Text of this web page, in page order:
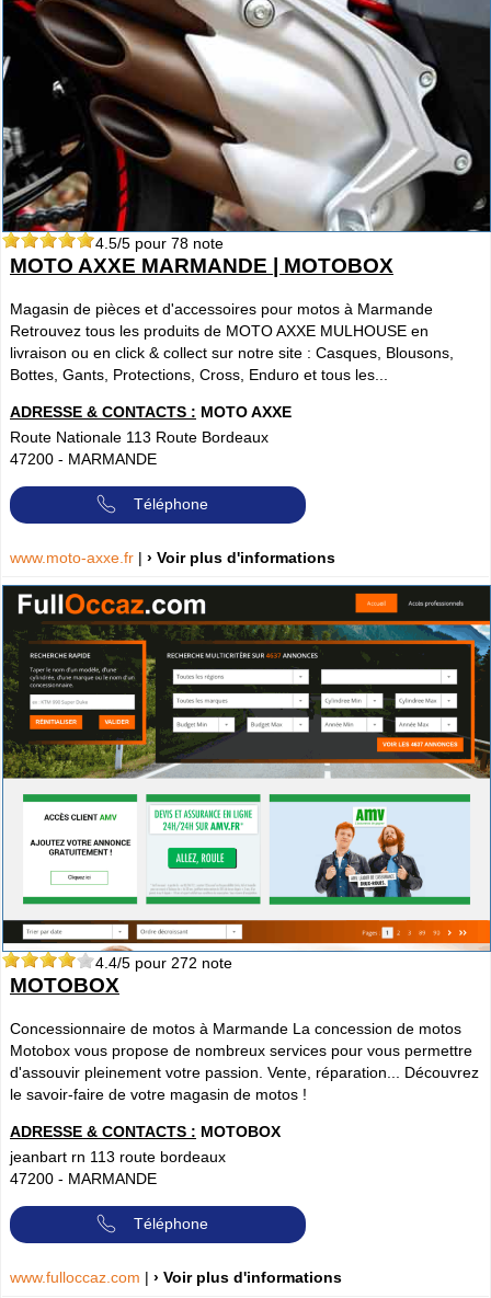
4.5/5 pour 78 note
MOTO AXXE MARMANDE | MOTOBOX
Magasin de pièces et d'accessoires pour motos à Marmande
Retrouvez tous les produits de MOTO AXXE MULHOUSE en
livraison ou en click & collect sur notre site : Casques, Blousons,
Bottes, Gants, Protections, Cross, Enduro et tous les...
ADRESSE & CONTACTS : MOTO AXXE
Route Nationale 113 Route Bordeaux
47200 - MARMANDE
Téléphone
www.moto-axxe.fr | › Voir plus d'informations
4.4/5 pour 272 note
MOTOBOX
Concessionnaire de motos à Marmande La concession de motos
Motobox vous propose de nombreux services pour vous permettre
d'assouvir pleinement votre passion. Vente, réparation... Découvrez
le savoir-faire de votre magasin de motos !
ADRESSE & CONTACTS : MOTOBOX
jeanbart rn 113 route bordeaux
47200 - MARMANDE
Téléphone
www.fulloccaz.com | › Voir plus d'informations